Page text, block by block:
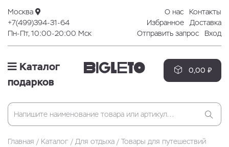
Москва
+7(499)394-31-64
Пн-Пт, 10:00-20:00 Мск
О нас
Контакты
Избранное
Доставка
Отправить запрос
Вход
Каталог
подарков
0,00 ₽
Главная Каталог Для отдыха
Товары для путешествий